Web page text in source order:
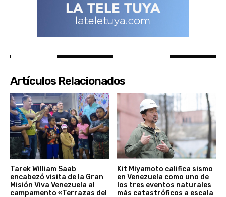
Artículos Relacionados
Tarek William Saab
encabezó visita de la Gran
Misión Viva Venezuela al
campamento «Terrazas del
Kit Miyamoto califica sismo
en Venezuela como uno de
los tres eventos naturales
más catastróficos a escala